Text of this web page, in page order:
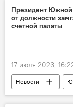
Президент Южной
от должности
счетной палаты
17 июля 2023,
Новости
Президент Южной